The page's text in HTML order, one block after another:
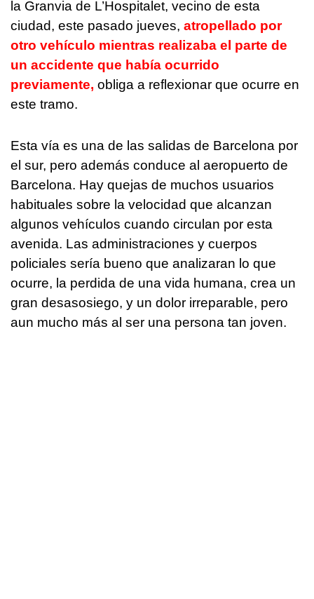
la Granvia de L’Hospitalet, vecino de esta
ciudad, este pasado jueves, atropellado por
otro vehículo mientras realizaba el parte de
un accidente que había ocurrido
previamente, obliga a reflexionar que ocurre en
este tramo.
Esta vía es una de las salidas de Barcelona por
el sur, pero además conduce al aeropuerto de
Barcelona. Hay quejas de muchos usuarios
habituales sobre la velocidad que alcanzan
algunos vehículos cuando circulan por esta
avenida. Las administraciones y cuerpos
policiales sería bueno que analizaran lo que
ocurre, la perdida de una vida humana, crea un
gran desasosiego, y un dolor irreparable, pero
aun mucho más al ser una persona tan joven.